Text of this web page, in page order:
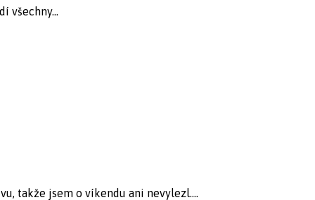
všechny...
takže jsem o víkendu ani nevylezl....